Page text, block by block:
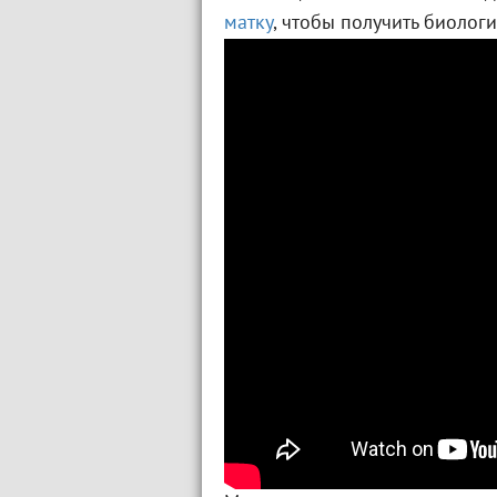
матку, чтобы получить